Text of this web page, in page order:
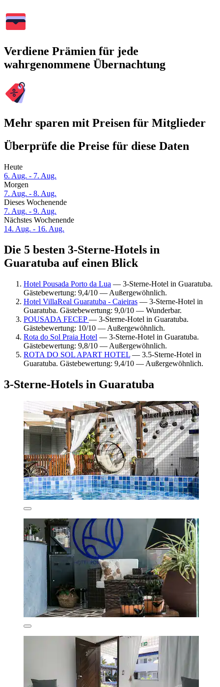
Verdiene Prämien für jede
wahrgenommene Übernachtung
Mehr sparen mit Preisen für Mitglieder
Überprüfe die Preise für diese Daten
Heute
6. Aug. - 7. Aug.
Morgen
7. Aug. - 8. Aug.
Dieses Wochenende
7. Aug. - 9. Aug.
Nächstes Wochenende
14. Aug. - 16. Aug.
Die 5 besten 3-Sterne-Hotels in
Guaratuba auf einen Blick
Hotel Pousada Porto da Lua — 3-Sterne-Hotel in Guaratuba.
Gästebewertung: 9,4/10 — Außergewöhnlich.
Hotel VillaReal Guaratuba - Caieiras — 3-Sterne-Hotel in
Guaratuba. Gästebewertung: 9,0/10 — Wunderbar.
POUSADA FECEP— 3-Sterne-Hotel in Guaratuba.
Gästebewertung: 10/10 — Außergewöhnlich.
Rota do Sol Praia Hotel — 3-Sterne-Hotel in Guaratuba.
Gästebewertung: 9,8/10 — Außergewöhnlich.
ROTA DO SOL APART HOTEL — 3.5-Sterne-Hotel in
Guaratuba. Gästebewertung: 9,4/10 — Außergewöhnlich.
3-Sterne-Hotels in Guaratuba